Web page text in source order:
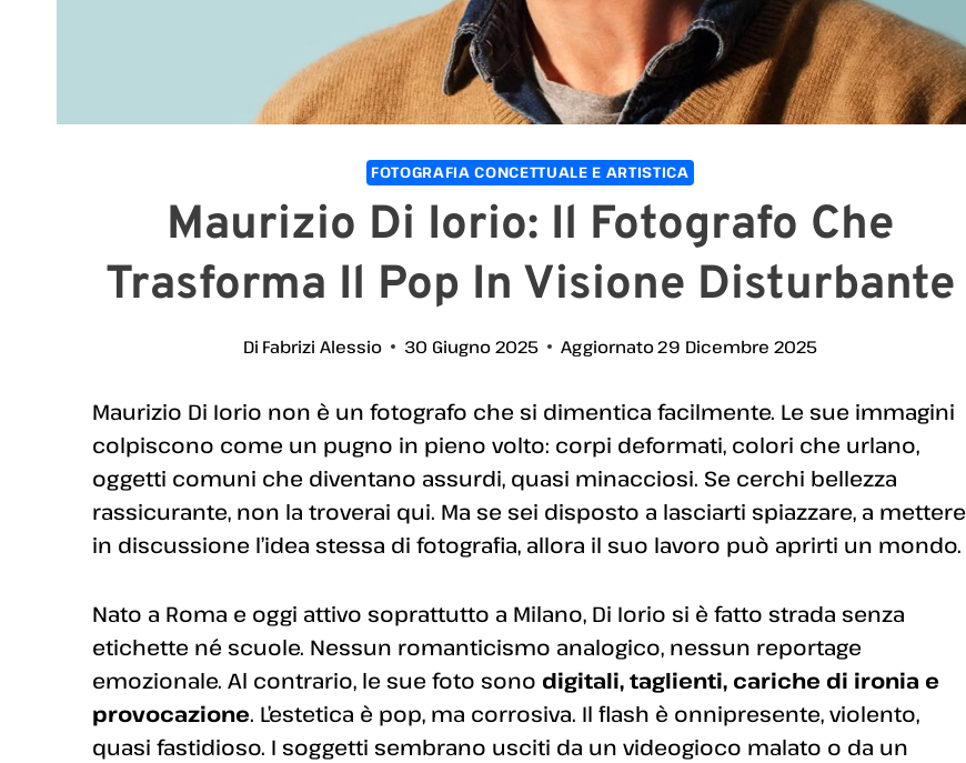
FOTOGRAFIA CONCETTUALE E ARTISTICA
Maurizio Di Iorio: Il Fotografo Che
Trasforma Il Pop In Visione Disturbante
Di Fabrizi Alessio 30 Giugno 2025 Aggiornato29 Dicembre 2025
Maurizio Di Iorio non è un fotografo che si dimentica facilmente. Le sue immagini
colpiscono come un pugno in pieno volto: corpi deformati, colori che urlano,
oggetti comuni che diventano assurdi, quasi minacciosi. Se cerchi bellezza
rassicurante, non la troverai qui. Ma se sei disposto a lasciarti spiazzare, a mettere
in discussione l’idea stessa di fotografia, allora il suo lavoro può aprirti un mondo.
Nato a Roma e oggi attivo soprattutto a Milano, Di Iorio si è fatto strada senza
etichette né scuole. Nessun romanticismo analogico, nessun reportage
emozionale. Al contrario, le sue foto sono digitali, taglienti, cariche di ironia e
provocazione. L’estetica è pop, ma corrosiva. Il flash è onnipresente, violento,
quasi fastidioso. I soggetti sembrano usciti da un videogioco malato o da un